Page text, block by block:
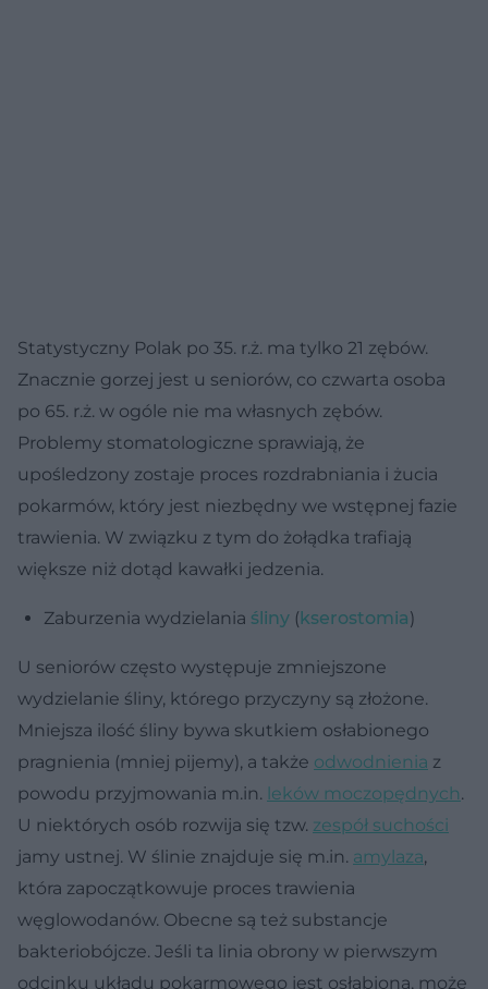
Statystyczny Polak po 35. r.ż. ma tylko 21 zębów.
Znacznie gorzej jest u seniorów, co czwarta osoba
po 65. r.ż. w ogóle nie ma własnych zębów.
Problemy stomatologiczne sprawiają, że
upośledzony zostaje proces rozdrabniania i żucia
pokarmów, który jest niezbędny we wstępnej fazie
trawienia. W związku z tym do żołądka trafiają
większe niż dotąd kawałki jedzenia.
Zaburzenia wydzielania śliny (kserostomia)
U seniorów często występuje zmniejszone
wydzielanie śliny, którego przyczyny są złożone.
Mniejsza ilość śliny bywa skutkiem osłabionego
pragnienia (mniej pijemy), a także odwodnienia z
powodu przyjmowania m.in. leków moczopędnych.
U niektórych osób rozwija się tzw. zespół suchości
jamy ustnej. W ślinie znajduje się m.in. amylaza,
która zapoczątkowuje proces trawienia
węglowodanów. Obecne są też substancje
bakteriobójcze. Jeśli ta linia obrony w pierwszym
odcinku układu pokarmowego jest osłabiona, może